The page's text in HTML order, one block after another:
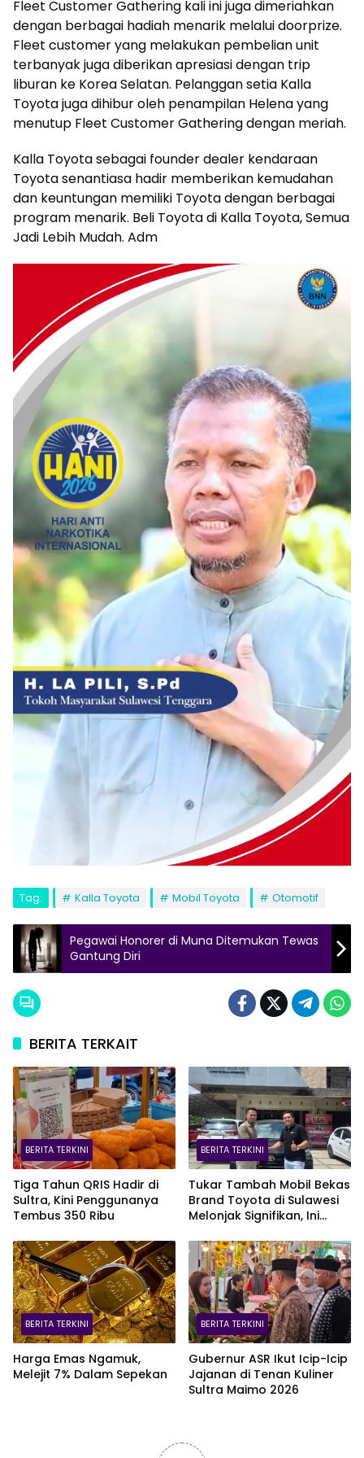
Fleet Customer Gathering kali ini juga dimeriahkan
dengan berbagai hadiah menarik melalui doorprize.
Fleet customer yang melakukan pembelian unit
terbanyak juga diberikan apresiasi dengan trip
liburan ke Korea Selatan. Pelanggan setia Kalla
Toyota juga dihibur oleh penampilan Helena yang
menutup Fleet Customer Gathering dengan meriah.
Kalla Toyota sebagai founder dealer kendaraan
Toyota senantiasa hadir memberikan kemudahan
dan keuntungan memiliki Toyota dengan berbagai
program menarik. Beli Toyota di Kalla Toyota, Semua
Jadi Lebih Mudah. Adm
Tag: Kalla Toyota Mobil Toyota Otomotif
Pegawai Honorer di Muna Ditemukan Tewas
Gantung Diri
BERITA TERKAIT
BERITA TERKINI
Tiga Tahun QRIS Hadir di
Sultra, Kini Penggunanya
Tembus 350 Ribu
BERITA TERKINI
Tukar Tambah Mobil Bekas
Brand Toyota di Sulawesi
Melonjak Signifikan, Ini
BERITA TERKINI
Harga Emas Ngamuk,
Melejit 7% Dalam Sepekan
BERITA TERKINI
Gubernur ASR Ikut Icip-Icip
Jajanan di Tenan Kuliner
Sultra Maimo 2026